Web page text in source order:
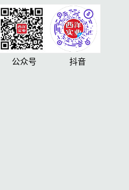
公众号 抖音